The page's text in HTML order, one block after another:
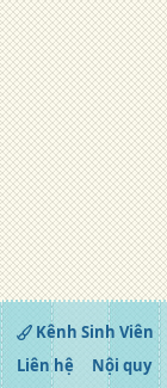
Kênh Sinh Viên
Liên hệ
Nội quy